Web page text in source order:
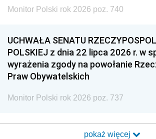
Monitor Polski rok 2026 poz. 740
UCHWAŁA SENATU
POLSKIEJ z dnia 22 lipca 2026 r. w
wyrażenia zgody na powołanie
Praw Obywatelskich
Monitor Polski rok 2026 poz. 737
pokaż więcej